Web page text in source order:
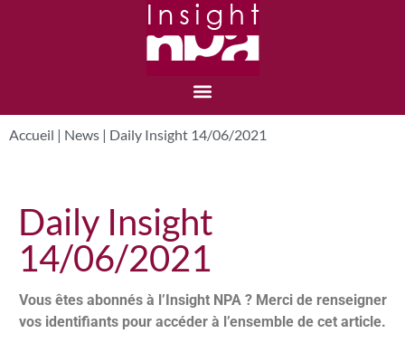
Accueil | News | Daily Insight 14/06/2021
Daily Insight
14/06/2021
Vous êtes abonnés à l’Insight NPA ? Merci de renseigner
vos identifiants pour accéder à l’ensemble de cet article.